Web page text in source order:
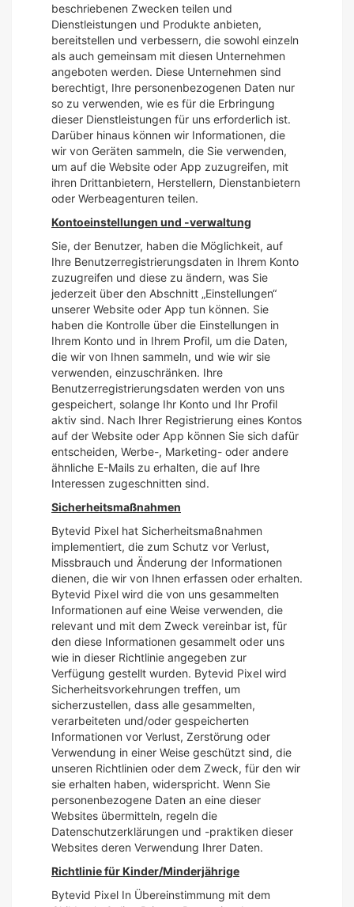
beschriebenen Zwecken teilen und
Dienstleistungen und Produkte anbieten,
bereitstellen und verbessern, die sowohl einzeln
als auch gemeinsam mit diesen Unternehmen
angeboten werden. Diese Unternehmen sind
berechtigt, Ihre personenbezogenen Daten nur
so zu verwenden, wie es für die Erbringung
dieser Dienstleistungen für uns erforderlich ist.
Darüber hinaus können wir Informationen, die
wir von Geräten sammeln, die Sie verwenden,
um auf die Website oder App zuzugreifen, mit
ihren Drittanbietern, Herstellern, Dienstanbietern
oder Werbeagenturen teilen.
Kontoeinstellungen und -verwaltung
Sie, der Benutzer, haben die Möglichkeit, auf
Ihre Benutzerregistrierungsdaten in Ihrem Konto
zuzugreifen und diese zu ändern, was Sie
jederzeit über den Abschnitt „Einstellungen“
unserer Website oder App tun können. Sie
haben die Kontrolle über die Einstellungen in
Ihrem Konto und in Ihrem Profil, um die Daten,
die wir von Ihnen sammeln, und wie wir sie
verwenden, einzuschränken. Ihre
Benutzerregistrierungsdaten werden von uns
gespeichert, solange Ihr Konto und Ihr Profil
aktiv sind. Nach Ihrer Registrierung eines Kontos
auf der Website oder App können Sie sich dafür
entscheiden, Werbe-, Marketing- oder andere
ähnliche E-Mails zu erhalten, die auf Ihre
Interessen zugeschnitten sind.
Sicherheitsmaßnahmen
Bytevid Pixel hat Sicherheitsmaßnahmen
implementiert, die zum Schutz vor Verlust,
Missbrauch und Änderung der Informationen
dienen, die wir von Ihnen erfassen oder erhalten.
Bytevid Pixel wird die von uns gesammelten
Informationen auf eine Weise verwenden, die
relevant und mit dem Zweck vereinbar ist, für
den diese Informationen gesammelt oder uns
wie in dieser Richtlinie angegeben zur
Verfügung gestellt wurden. Bytevid Pixel wird
Sicherheitsvorkehrungen treffen, um
sicherzustellen, dass alle gesammelten,
verarbeiteten und/oder gespeicherten
Informationen vor Verlust, Zerstörung oder
Verwendung in einer Weise geschützt sind, die
unseren Richtlinien oder dem Zweck, für den wir
sie erhalten haben, widerspricht. Wenn Sie
personenbezogene Daten an eine dieser
Websites übermitteln, regeln die
Datenschutzerklärungen und -praktiken dieser
Websites deren Verwendung Ihrer Daten.
Richtlinie für Kinder/Minderjährige
Bytevid Pixel In Übereinstimmung mit dem